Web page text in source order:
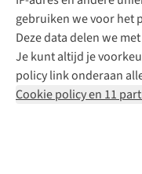
gebruiken we voor het
Deze data delen we
Je kunt altijd je
policy link onderaan
Cookie policy en 11